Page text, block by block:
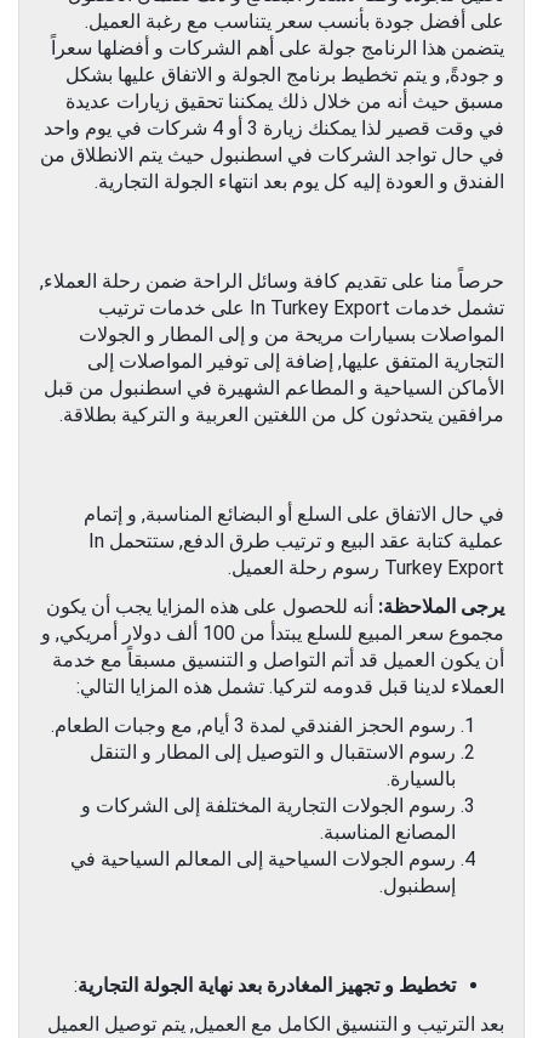
على أفضل جودة بأنسب سعر يتناسب مع رغبة العميل.
يتضمن هذا الرنامج جولة على أهم الشركات و أفضلها سعراً
و جودةً, و يتم تخطيط برنامج الجولة و الاتفاق عليها بشكل
مسبق حيث أنه من خلال ذلك يمكننا تحقيق زيارات عديدة
في وقت قصير لذا يمكنك زيارة 3 أو 4 شركات في يوم واحد
في حال تواجد الشركات في اسطنبول حيث يتم الانطلاق من
الفندق و العودة إليه كل يوم بعد انتهاء الجولة التجارية.
حرصاً منا على تقديم كافة وسائل الراحة ضمن رحلة العملاء,
تشمل خدمات In Turkey Export على خدمات ترتيب
المواصلات بسيارات مريحة من و إلى المطار و الجولات
التجارية المتفق عليها, إضافة إلى توفير المواصلات إلى
الأماكن السياحية و المطاعم الشهيرة في اسطنبول من قبل
مرافقين يتحدثون كل من اللغتين العربية و التركية بطلاقة.
في حال الاتفاق على السلع أو البضائع المناسبة, و إتمام
عملية كتابة عقد البيع و ترتيب طرق الدفع, ستتحمل In
Turkey Export رسوم رحلة العميل.
يرجى الملاحظة: أنه للحصول على هذه المزايا يجب أن يكون
مجموع سعر المبيع للسلع يبتدأ من 100 ألف دولار أمريكي, و
أن يكون العميل قد أتم التواصل و التنسيق مسبقاً مع خدمة
العملاء لدينا قبل قدومه لتركيا. تشمل هذه المزايا التالي:
رسوم الحجز الفندقي لمدة 3 أيام, مع وجبات الطعام.
رسوم الاستقبال و التوصيل إلى المطار و التنقل
بالسيارة.
رسوم الجولات التجارية المختلفة إلى الشركات و
المصانع المناسبة.
رسوم الجولات السياحية إلى المعالم السياحية في
إسطنبول.
تخطيط و تجهيز المغادرة بعد نهاية الجولة التجارية:
بعد الترتيب و التنسيق الكامل مع العميل, يتم توصيل العميل